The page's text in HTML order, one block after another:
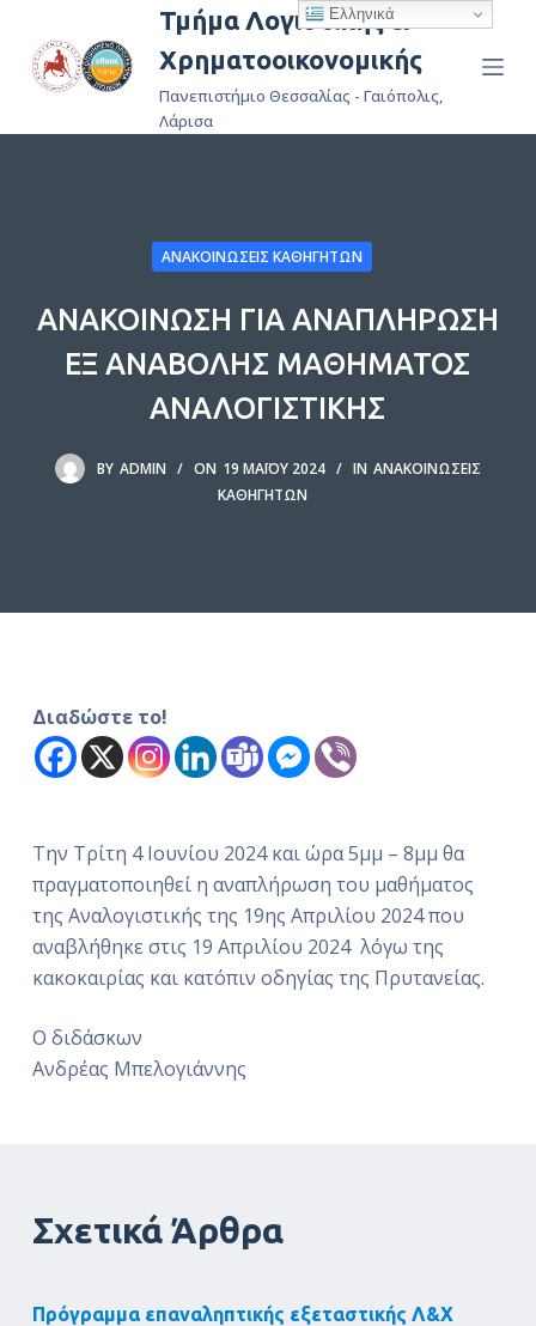
ε
ε
Τμήμα Λογιστικής &
Χρηματοοικονομικής
Πανεπιστήμιο Θεσσαλίας - Γαιόπολις,
Λάρισα
ΑΝΑΚΟΙΝΏΣΕΙΣ ΚΑΘΗΓΗΤΏΝ
ΑΝΑΚΟΙΝΩΣΗ ΓΙΑ ΑΝΑΠΛΗΡΩΣΗ
ΕΞ ΑΝΑΒΟΛΗΣ ΜΑΘΗΜΑΤΟΣ
ΑΝΑΛΟΓΙΣΤΙΚΗΣ
BY ADMIN ON 19 ΜΑΪ́ΟΥ 2024 IN ΑΝΑΚΟΙΝΏΣΕΙΣ
ΚΑΘΗΓΗΤΏΝ
Διαδώστε το!
Την Τρίτη 4 Ιουνίου 2024 και ώρα 5μμ – 8μμ θα
πραγματοποιηθεί η αναπλήρωση του μαθήματος
της Αναλογιστικής της 19ης Απριλίου 2024 που
αναβλήθηκε στις 19 Απριλίου 2024 λόγω της
κακοκαιρίας και κατόπιν οδηγίας της Πρυτανείας.
Ο διδάσκων
Ανδρέας Μπελογιάννης
Σχετικά Άρθρα
Πρόγραμμα επαναληπτικής εξεταστικής Λ&Χ
Ελληνικά